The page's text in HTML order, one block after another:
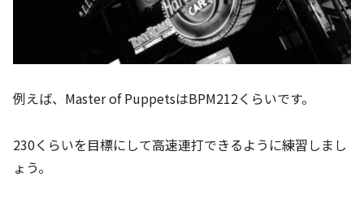
例えば、Master of PuppetsはBPM212くらいです。
230くらいを目標にして高速連打できるように練習しまし
ょう。